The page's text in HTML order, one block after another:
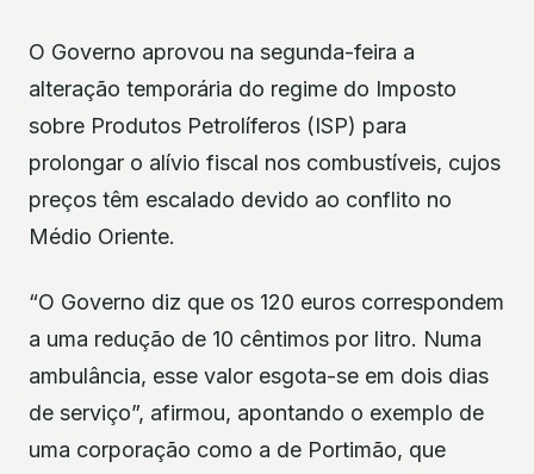
O Governo aprovou na segunda-feira a
alteração temporária do regime do Imposto
sobre Produtos Petrolíferos (ISP) para
prolongar o alívio fiscal nos combustíveis, cujos
preços têm escalado devido ao conflito no
Médio Oriente.
“O Governo diz que os 120 euros correspondem
a uma redução de 10 cêntimos por litro. Numa
ambulância, esse valor esgota-se em dois dias
de serviço”, afirmou, apontando o exemplo de
uma corporação como a de Portimão, que